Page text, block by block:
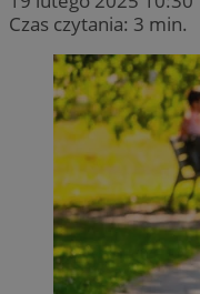
Czas czytania: 3 min.